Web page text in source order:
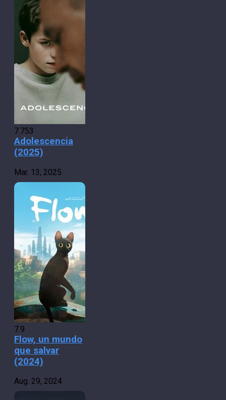
7.753
Adolescencia
(2025)
Mar. 13, 2025
7.9
Flow, un mundo
que salvar
(2024)
Aug. 29, 2024